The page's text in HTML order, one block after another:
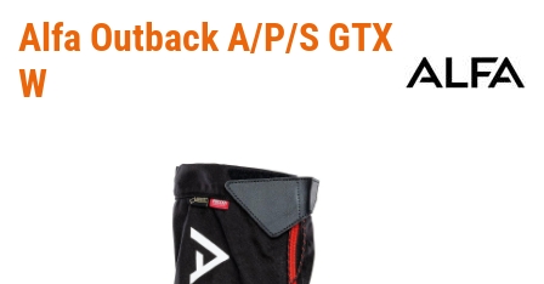
Alfa Outback A/P/S GTX
W